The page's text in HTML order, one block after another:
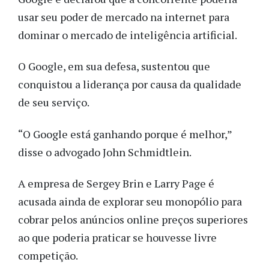
usar seu poder de mercado na internet para
dominar o mercado de inteligência artificial.
O Google, em sua defesa, sustentou que
conquistou a liderança por causa da qualidade
de seu serviço.
“O Google está ganhando porque é melhor,”
disse o advogado John Schmidtlein.
A empresa de Sergey Brin e Larry Page é
acusada ainda de explorar seu monopólio para
cobrar pelos anúncios online preços superiores
ao que poderia praticar se houvesse livre
competição.